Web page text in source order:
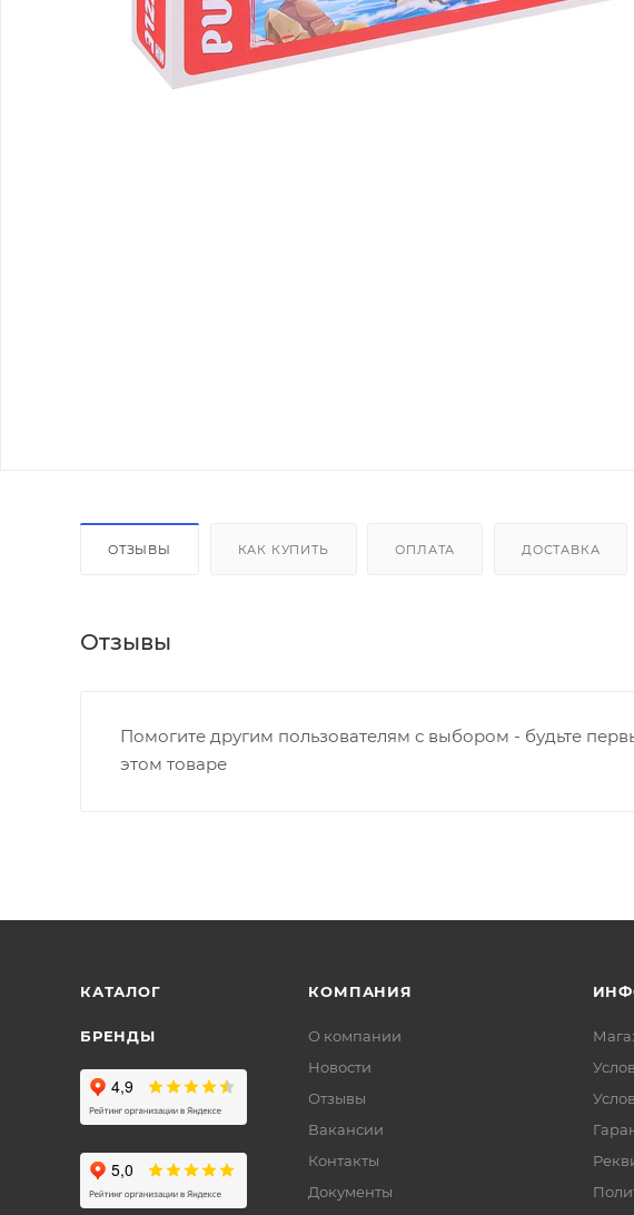
ОТЗЫВЫ КАК КУПИТЬ ОПЛАТА ДОСТАВКА
Отзывы
Помогите другим пользователям с выбором - будьте
этом товаре
КАТАЛОГ
БРЕНДЫ
КОМПАНИЯ
О компании
Новости
Отзывы
Вакансии
Контакты
Документы